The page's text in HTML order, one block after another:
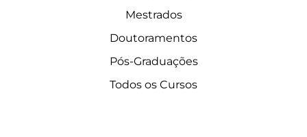
Mestrados
Doutoramentos
Pós-Graduações
Todos os Cursos